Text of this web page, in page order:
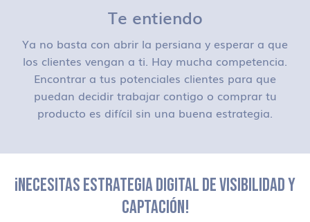
Te entiendo
Ya no basta con abrir la persiana y esperar a que
los clientes vengan a ti. Hay mucha competencia.
Encontrar a tus potenciales clientes para que
puedan decidir trabajar contigo o comprar tu
producto es difícil sin una buena estrategia.
¡NECESITAS ESTRATEGIA DIGITAL DE VISIBILIDAD Y
CAPTACIÓN!